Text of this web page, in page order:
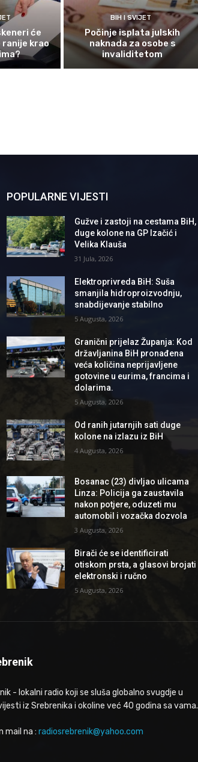
će
krao
BIH I SVIJET
Počinje isplata julskih
naknada za osobe s
invaliditetom
POPULARNE VIJESTI
Gužve i zastoji na cestama BiH,
duge kolone na GP Izačić i
Velika Klauša
31 Jula, 2026
Elektroprivreda BiH: Suša
smanjila hidroproizvodnju,
snabdijevanje stabilno
5 Augusta, 2026
Granični prijelaz Županja: Kod
državljanina BiH pronađena
veća količina neprijavljene
gotovine u eurima, francima i
dolarima.
5 Augusta, 2026
Od ranih jutarnjih sati duge
kolone na izlazu iz BiH
4 Augusta, 2026
Bosanac (23) divljao ulicama
Linza: Policija ga zaustavila
nakon potjere, oduzeti mu
automobil i vozačka dozvola
3 Augusta, 2026
Birači će se identificirati
otiskom prsta, a glasovi brojati
elektronski i ručno
5 Augusta, 2026
- lokalni radio koji se sluša globalno svugdje u
iz Srebrenika i okoline već 40 godina sa vama.
mail na : radiosrebrenik@yahoo.com